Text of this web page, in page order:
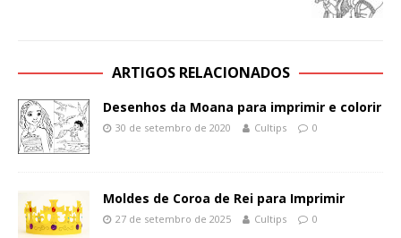
ARTIGOS RELACIONADOS
Desenhos da Moana para imprimir e colorir
30 de setembro de 2020 Cultips 0
Moldes de Coroa de Rei para Imprimir
27 de setembro de 2025 Cultips 0